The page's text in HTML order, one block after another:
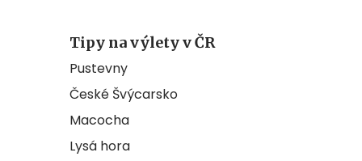
Tipy na výlety v ČR
Pustevny
České Švýcarsko
Macocha
Lysá hora